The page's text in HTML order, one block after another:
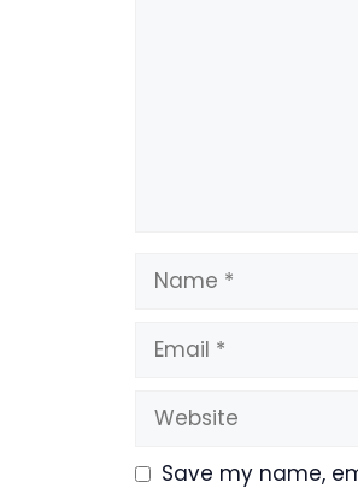
Name
Email
Website
Save my name,